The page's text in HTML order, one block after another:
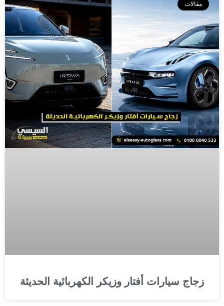
مقالات
زجاج سيارات أفتار وزيكر الكهربائية الحديثة